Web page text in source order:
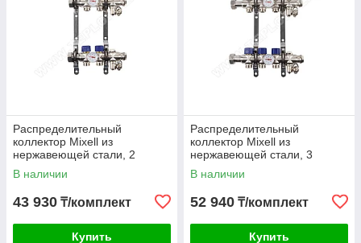
Распределительный
коллектор Mixell из
нержавеющей стали, 2
контура
В наличии
43 930 ₸/комплект
Купить
Распределительный
коллектор Mixell из
нержавеющей стали, 3
контура
В наличии
52 940 ₸/комплект
Купить